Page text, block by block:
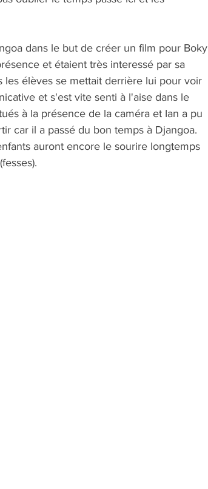
dans le but de créer un film pour Boky
et étaient très interessé par sa
élèves se mettait derrière lui pour voir
et s'est vite senti à l'aise dans le
à la présence de la caméra et Ian a pu
car il a passé du bon temps à Djangoa.
auront encore le sourire longtemps